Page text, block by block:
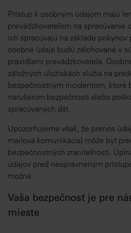
Prístup k osobným údajom majú
prevádzkovateľom na spracúvanie
ich spracúvajú na základe pokynov
osobné údaje budú zálohované v
pravidlami prevádzkovateľa.
záložných úložiskách slúžia na
bezpečnostným incidentom, ktoré
narušením bezpečnosti alebo
spracúvaných dát.
Upozorňujeme však, že prenos
mailová komunikácia) môže byť
bezpečnostných zraniteľností.
údajov pred neoprávneným
možná.
Vaša bezpečnosť je pre
mieste